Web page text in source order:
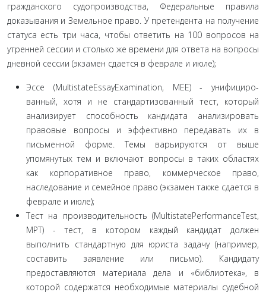
гражданского судопроизвод­ства, Федеральные правила
доказывания и Земельное право. У претендента на получение
статуса есть три часа, чтобы от­ветить на 100 вопросов на
утренней сессии и столько же вре­мени для ответа на вопросы
дневной сессии (экзамен сдается в феврале и июле);
Эссе (MultistateEssayExamination, MEE) - унифициро­
ванный, хотя и не стандартизованный тест, который
анализи­рует способность кандидата анализировать
правовые вопросы и эффективно передавать их в
письменной форме. Темы ва­рьируются от выше
упомянутых тем и включают вопросы в та­ких областях
как корпоративное право, коммерческое право,
наследование и семейное право (экзамен также сдается в
фев­рале и июле);
Тест на производительность (MultistatePerformanceTest,
MPT) - тест, в котором каждый кандидат должен
выполнить стандартную для юриста задачу (например,
составить заявле­ние или письмо). Кандидату
предоставляются материала дела и «библиотека», в
которой содержатся необходимые матери­алы судебной